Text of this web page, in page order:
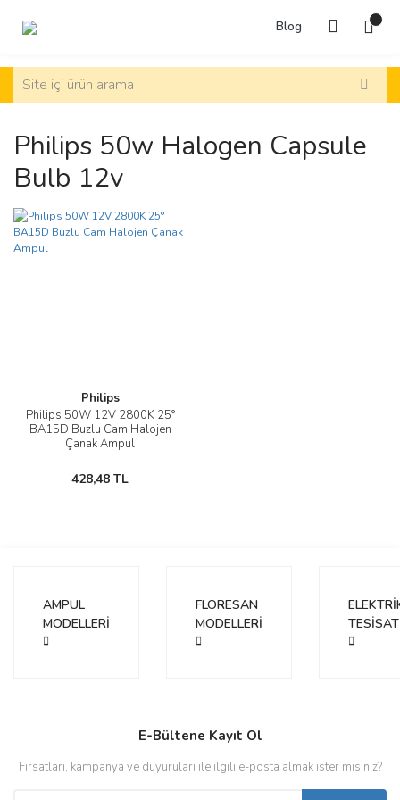
Blog
Philips 50w Halogen Capsule
Bulb 12v
Philips
Philips 50W 12V 2800K 25°
BA15D Buzlu Cam Halojen
Çanak Ampul
428,48 TL
AMPUL
MODELLERİ
FLORESAN
MODELLERİ
TESİSAT
E-Bültene Kayıt Ol
Fırsatları, kampanya ve duyuruları ile ilgili e-posta almak ister misiniz?